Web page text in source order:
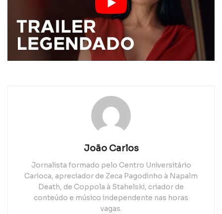
João Carlos
Jornalista formado pelo Centro Universitário
Carioca, apreciador de Zeca Pagodinho à Napalm
Death, de Coppola à Stahelski, criador de
conteúdo e músico independente nas horas
vagas.